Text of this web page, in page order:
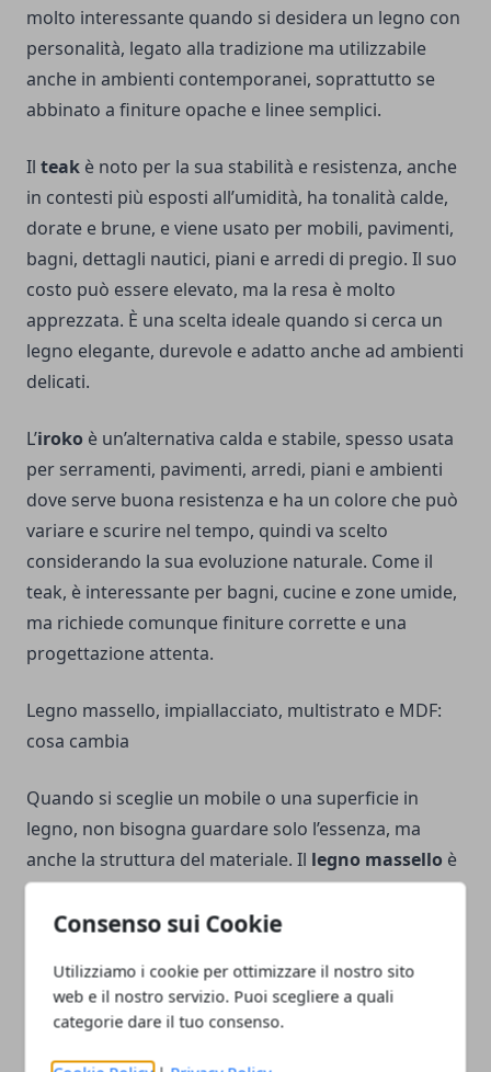
Consenso sui Cookie
Utilizziamo i cookie per ottimizzare il nostro sito
web e il nostro servizio. Puoi scegliere a quali
categorie dare il tuo consenso.
molto interessante quando si desidera un legno con
personalità, legato alla tradizione ma utilizzabile
anche in ambienti contemporanei, soprattutto se
abbinato a finiture opache e linee semplici.
Il teak è noto per la sua stabilità e resistenza, anche
in contesti più esposti all’umidità, ha tonalità calde,
dorate e brune, e viene usato per mobili, pavimenti,
bagni, dettagli nautici, piani e arredi di pregio. Il suo
costo può essere elevato, ma la resa è molto
apprezzata. È una scelta ideale quando si cerca un
legno elegante, durevole e adatto anche ad ambienti
delicati.
L’iroko è un’alternativa calda e stabile, spesso usata
per serramenti, pavimenti, arredi, piani e ambienti
dove serve buona resistenza e ha un colore che può
variare e scurire nel tempo, quindi va scelto
considerando la sua evoluzione naturale. Come il
teak, è interessante per bagni, cucine e zone umide,
ma richiede comunque finiture corrette e una
progettazione attenta.
Legno massello, impiallacciato, multistrato e MDF:
cosa cambia
Quando si sceglie un mobile o una superficie in
legno, non bisogna guardare solo l’essenza, ma
anche la struttura del materiale. Il legno massello è
formato da legno pieno, ricavato direttamente dalla
pianta e lavorato in tavole o elementi. È resistente,
pregio, tavoli, sedie, piani, credenze e arredi
destinati a durare.